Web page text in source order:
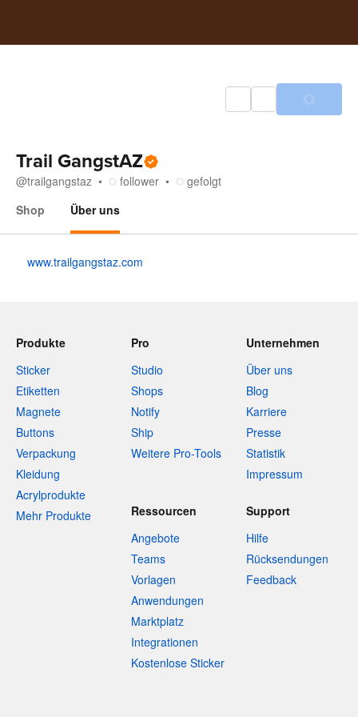
Trail GangstAZ
@trailgangstaz follower
gefolgt
Shop
Über uns
www.trailgangstaz.com
Produkte
Sticker
Etiketten
Magnete
Buttons
Verpackung
Kleidung
Acrylprodukte
Mehr Produkte
Pro
Studio
Shops
Notify
Ship
Weitere Pro-Tools
Unternehmen
Über uns
Blog
Karriere
Presse
Statistik
Impressum
Ressourcen
Angebote
Teams
Vorlagen
Anwendungen
Marktplatz
Integrationen
Kostenlose Sticker
Support
Hilfe
Rücksendungen
Feedback